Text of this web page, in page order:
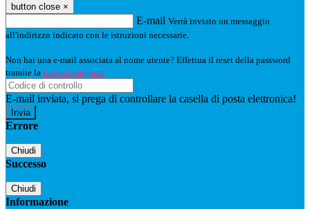
button close ×
E-mail Verrà inviato un messaggio
all'indirizzo indicato con le istruzioni necessarie.
Non hai una e-mail associata al nome utente? Effettua il reset della password
tramite la Login Spaggiari
E-mail inviata, si prega di controllare la casella di posta elettronica!
Errore
Chiudi
Successo
Chiudi
Informazione